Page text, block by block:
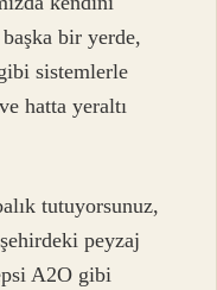
bir yerde,
sistemlerle
hatta yeraltı
tutuyorsunuz,
peyzaj
A2O gibi